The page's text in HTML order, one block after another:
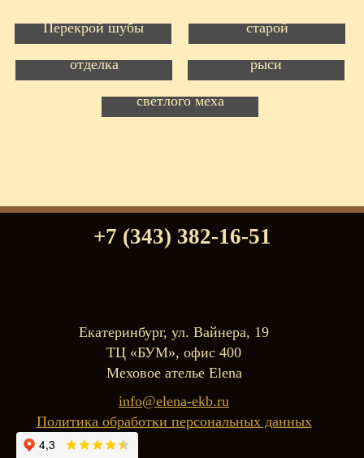
Перекрой шубы
старой
Перешив шубы,
отделка
Перекрой норковой
шубы, отделка мехом
рыси
Перешив шубы из
светлого меха
+7 (343) 382-16-51
Екатеринбург, ул. Вайнера, 19
ТЦ «БУМ», офис 400
Меховое ателье Elena
info@elena-ekb.ru
Политика обработки персональных данных